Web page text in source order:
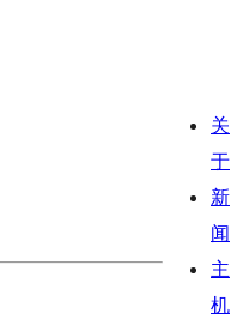
关
于
新
闻
主
机